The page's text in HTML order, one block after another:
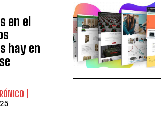
en el
hay en